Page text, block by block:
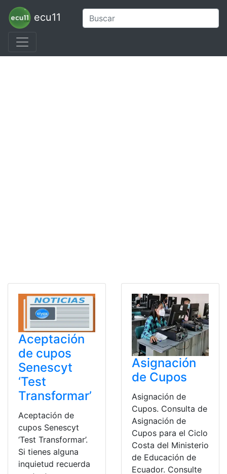
ecu11
Aceptación
de cupos
Senescyt
‘Test
Transformar’
Aceptación de
cupos Senescyt
‘Test Transformar’.
Si tienes alguna
inquietud recuerda
Asignación
de Cupos
Asignación de
Cupos. Consulta de
Asignación de
Cupos para el Ciclo
Costa del Ministerio
de Educación de
Ecuador. Consulte